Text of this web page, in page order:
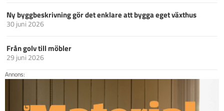
Ny byggbeskrivning gör det enklare att bygga eget växthus
30 juni 2026
Från golv till möbler
29 juni 2026
Annons: